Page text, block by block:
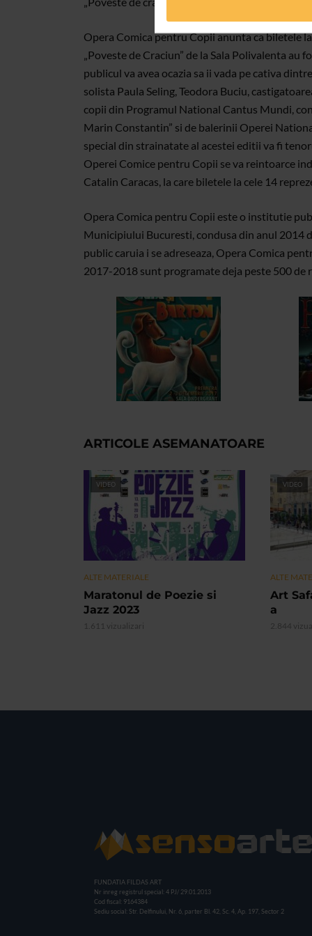
Opera Comica pentru Copii anunta ca biletele
„Poveste de Craciun” de la Sala Polivalenta
publicul va avea ocazia sa ii vada pe cativa
solista Paula Seling, Teodora Buciu,
copii din Programul National Cantus Mundi,
Marin Constantin” si de balerinii Operei
special din strainatate al acestei editii va fi
Operei Comice pentru Copii se va reintoarce
Catalin Caracas, la care biletele la cele 14
Opera Comica pentru Copii este o institutie
Municipiului Bucuresti, condusa din anul 2014
public caruia i se adreseaza, Opera Comica
2017-2018 sunt programate deja peste 500 de
ARTICOLE ASEMANATOARE
VIDEO
ALTE MATERIALE
Maratonul de Poezie si
Jazz 2023
1.611 vizualizari
VIDEO
ALTE
Art
a
2.844
FUNDATIA FILDAS ART
Nr inreg registrul special: 4 PJ/ 29.01.2013
Cod fiscal: 9164384
Sediu social: Str. Delfinului, Nr. 6, parter Bl. 42, Sc. 4, Ap. 197, Sector 2